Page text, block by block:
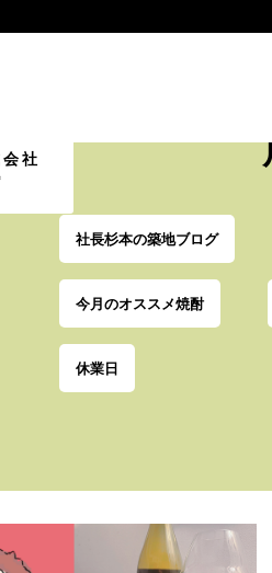
社
社長杉本の築地ブログ
今月のオススメ焼酎
休業日